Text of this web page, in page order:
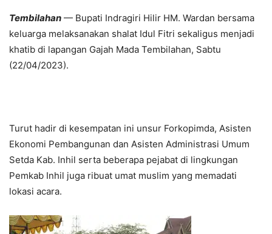
Tembilahan — Bupati Indragiri Hilir HM. Wardan bersama
keluarga melaksanakan shalat Idul Fitri sekaligus menjadi
khatib di lapangan Gajah Mada Tembilahan, Sabtu
(22/04/2023).
Turut hadir di kesempatan ini unsur Forkopimda, Asisten
Ekonomi Pembangunan dan Asisten Administrasi Umum
Setda Kab. Inhil serta beberapa pejabat di lingkungan
Pemkab Inhil juga ribuat umat muslim yang memadati
lokasi acara.